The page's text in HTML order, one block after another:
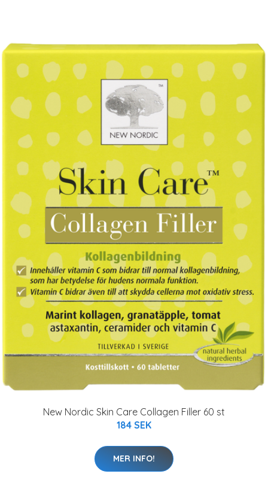
New Nordic Skin Care Collagen Filler 60 st
184 SEK
MER INFO!